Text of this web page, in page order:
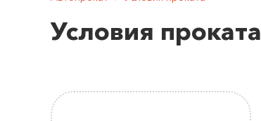
Условия проката